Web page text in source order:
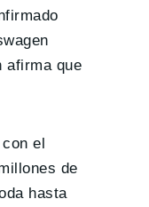
afirma que
con el
de
hasta